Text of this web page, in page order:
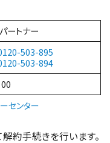
ートナー
503-895
503-894
センター
約手続きを行います。